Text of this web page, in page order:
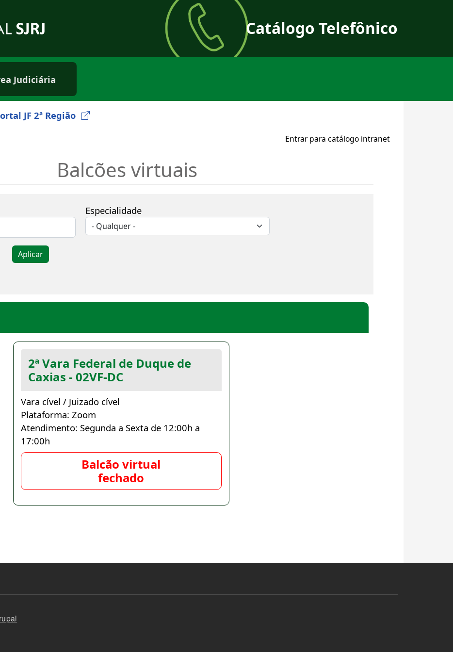
Catálogo Telefônico
externo
Judiciária
JF 2ª Região
Entrar para catálogo intranet
Balcões virtuais
Especialidade
Aplicar
2ª Vara Federal de Duque de
Caxias - 02VF-DC
Vara cível / Juizado cível
Plataforma: Zoom
Atendimento: Segunda a Sexta de 12:00h a
17:00h
Balcão virtual
fechado